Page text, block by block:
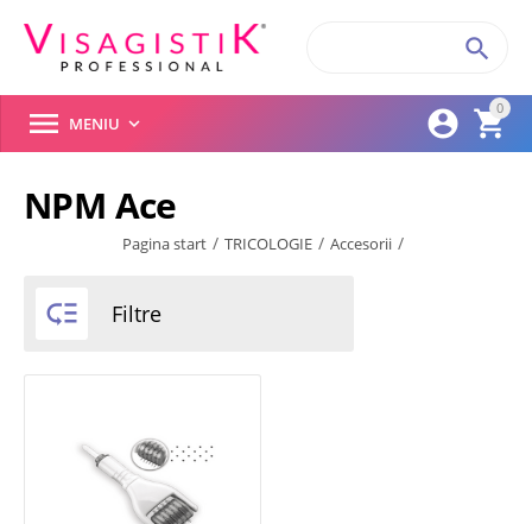
0



 MENIU 
NPM Ace
Pagina start / TRICOLOGIE / Accesorii /
 Filtre